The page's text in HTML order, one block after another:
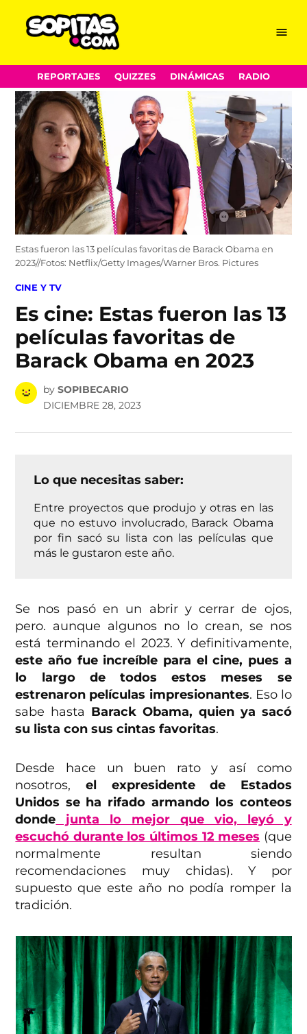
Skip
to
content
Menu
REPORTAJES QUIZZES DINÁMICAS RADIO
Estas fueron las 13 películas favoritas de Barack Obama en
2023//Fotos: Netflix/Getty Images/Warner Bros. Pictures
POSTED
CINE Y TV
Es cine: Estas fueron las 13
películas favoritas de
Barack Obama en 2023
by SOPIBECARIO
DICIEMBRE 28, 2023
Lo que necesitas saber:
Entre proyectos que produjo y otras en las
que no estuvo involucrado, Barack Obama
por fin sacó su lista con las películas que
más le gustaron este año.
Se nos pasó en un abrir y cerrar de ojos,
pero. aunque algunos no lo crean, se nos
está terminando el 2023. Y definitivamente,
este año fue increíble para el cine, pues a
lo largo de todos estos meses se
estrenaron películas impresionantes. Eso lo
sabe hasta Barack Obama, quien ya sacó
su lista con sus cintas favoritas.
Desde hace un buen rato y así como
nosotros, el expresidente de Estados
Unidos se ha rifado armando los conteos
donde junta lo mejor que vio, leyó y
escuchó durante los últimos 12 meses (que
normalmente resultan siendo
recomendaciones muy chidas). Y por
supuesto que este año no podía romper la
tradición.